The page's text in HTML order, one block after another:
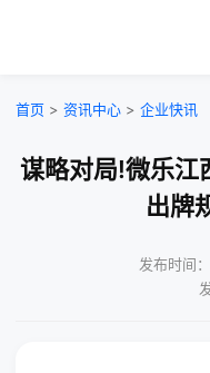
首页 > 资讯中心 > 企业快讯
谋略对局!微乐江
出牌
发布时间